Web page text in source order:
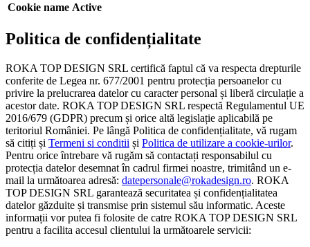
Cookie name Active
Politica de confidențialitate
ROKA TOP DESIGN SRL certifică faptul că va respecta drepturile
conferite de Legea nr. 677/2001 pentru protecția persoanelor cu
privire la prelucrarea datelor cu caracter personal și liberă circulație a
acestor date. ROKA TOP DESIGN SRL respectă Regulamentul UE
2016/679 (GDPR) precum și orice altă legislație aplicabilă pe
teritoriul României. Pe lângă Politica de confidențialitate, vă rugam
să citiți și Termeni si conditii și Politica de utilizare a cookie-urilor.
Pentru orice întrebare vă rugăm să contactați responsabilul cu
protecția datelor desemnat în cadrul firmei noastre, trimitând un e-
mail la următoarea adresă: datepersonale@rokadesign.ro. ROKA
TOP DESIGN SRL garantează securitatea și confidențialitatea
datelor găzduite și transmise prin sistemul său informatic. Aceste
informații vor putea fi folosite de catre ROKA TOP DESIGN SRL
pentru a facilita accesul clientului la următoarele servicii: